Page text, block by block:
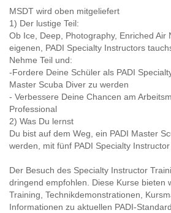
MSDT wird oben mitgeliefert
1) Der lustige Teil:
Ob Ice, Deep, Photography, Enriched Air
eigenen, PADI Specialty Instructors
Nehme Teil und:
-Fordere Deine Schüler als PADI
Master Scuba Diver zu werden
- Verbessere Deine Chancen am
Professional
2) Was Du lernst
Du bist auf dem Weg, ein PADI Master
werden, mit fünf PADI Specialty
Der Besuch des Specialty Instructor
dringend empfohlen. Diese Kurse bieten
Training, Technikdemonstrationen,
Informationen zu aktuellen PADI-